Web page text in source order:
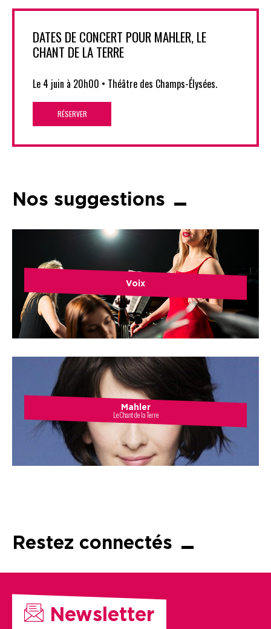
DATES DE CONCERT POUR MAHLER, LE
CHANT DE LA TERRE
Le 4 juin à 20h00 • Théâtre des Champs-Élysées.
RÉSERVER
Nos suggestions
Voix
Mahler
Le Chant de la Terre
Restez connectés
Newsletter